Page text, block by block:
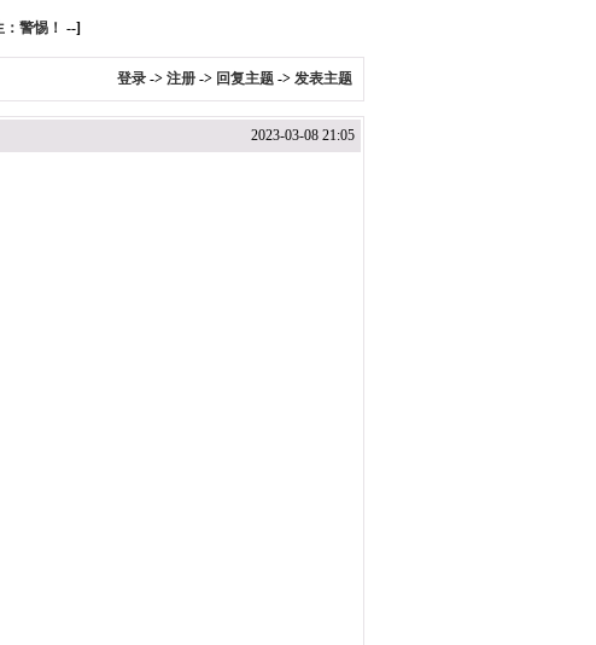
警惕！ --]
登录 -> 注册 -> 回复主题 -> 发表主题
2023-03-08 21:05